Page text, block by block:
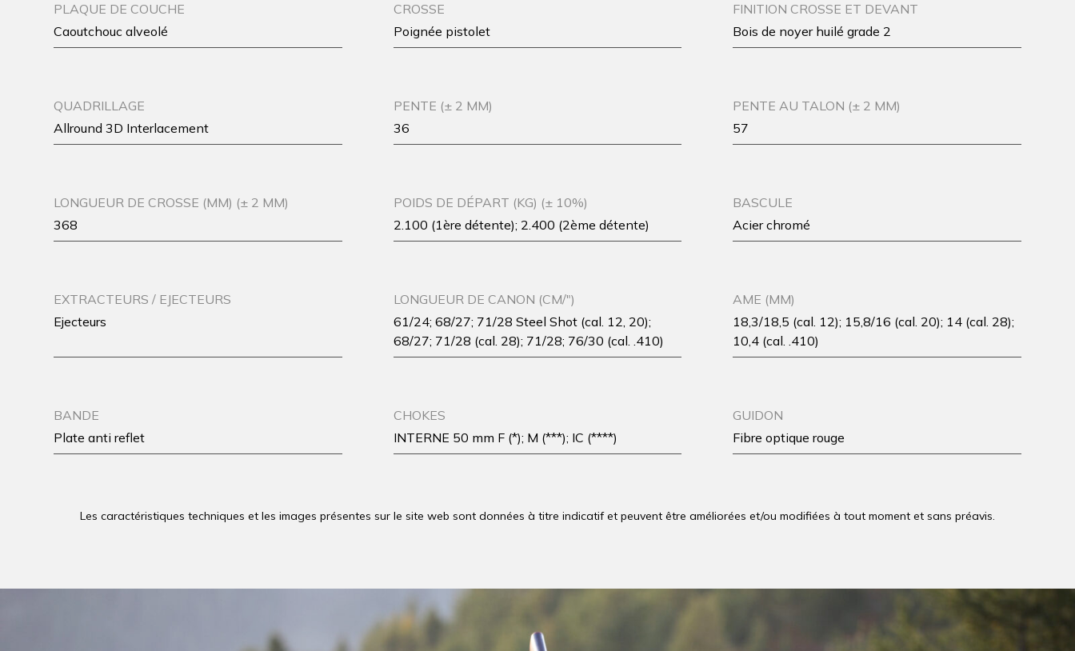
PLAQUE DE COUCHE
Caoutchouc alveolé
CROSSE
Poignée pistolet
FINITION CROSSE ET DEVANT
Bois de noyer huilé grade 2
QUADRILLAGE
Allround 3D Interlacement
PENTE (± 2 MM)
36
PENTE AU TALON (± 2 MM)
57
LONGUEUR DE CROSSE (MM) (± 2 MM)
368
POIDS DE DÉPART (KG) (± 10%)
2.100 (1ère détente); 2.400 (2ème détente)
BASCULE
Acier chromé
EXTRACTEURS / EJECTEURS
Ejecteurs
LONGUEUR DE CANON (CM/")
61/24; 68/27; 71/28 Steel Shot (cal. 12, 20);
68/27; 71/28 (cal. 28); 71/28; 76/30 (cal. .410)
AME (MM)
18,3/18,5 (cal. 12); 15,8/16 (cal. 20); 14 (cal. 28);
10,4 (cal. .410)
BANDE
Plate anti reflet
CHOKES
INTERNE 50 mm F (*); M (***); IC (****)
GUIDON
Fibre optique rouge
Les caractéristiques techniques et les images présentes sur le site web sont données à titre indicatif et peuvent être améliorées et/ou modifiées à tout moment et sans préavis.